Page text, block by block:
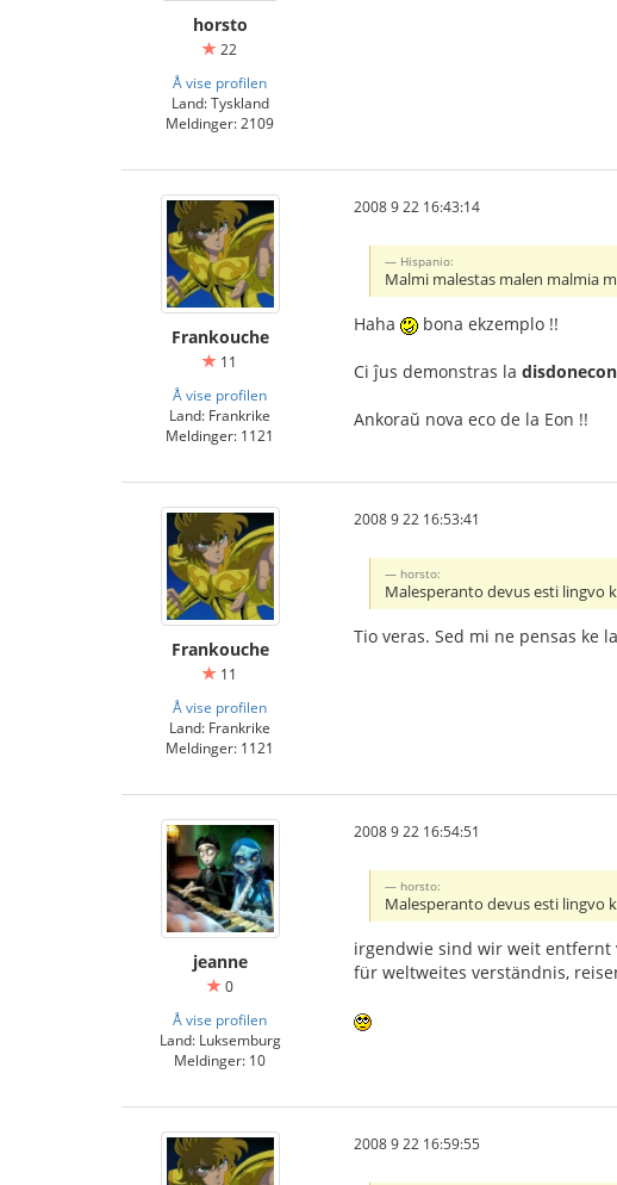
horsto
22
Å vise profilen
Land: Tyskland
Meldinger: 2109
Frankouche
11
Å vise profilen
Land: Frankrike
Meldinger: 1121
2008 9 22 16:43:14
Hispanio:
Malmi malestas malen malmia
Haha bona ekzemplo !!
Ci ĵus demonstras la disdonecon
Ankoraŭ nova eco de la Eon !!
Frankouche
11
Å vise profilen
Land: Frankrike
Meldinger: 1121
2008 9 22 16:53:41
horsto:
Malesperanto devus esti lingvo
Tio veras. Sed mi ne pensas ke
jeanne
0
Å vise profilen
Land: Luksemburg
Meldinger: 10
2008 9 22 16:54:51
horsto:
Malesperanto devus esti lingvo
irgendwie sind wir weit entfernt
für weltweites verständnis,
2008 9 22 16:59:55